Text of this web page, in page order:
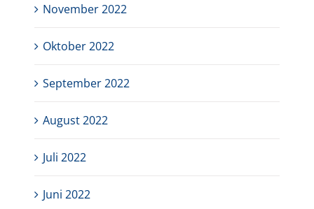
November 2022
Oktober 2022
September 2022
August 2022
Juli 2022
Juni 2022